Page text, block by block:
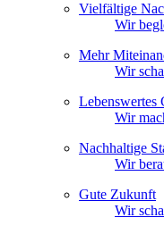
Vielfältige
Wir
Mehr
Wir
Lebenswertes
Wir
Nachhaltige
Wir
Gute Zukunft
Wir